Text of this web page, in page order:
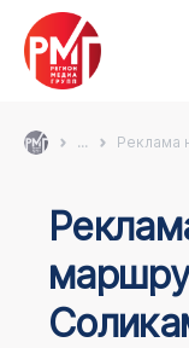
... Реклама